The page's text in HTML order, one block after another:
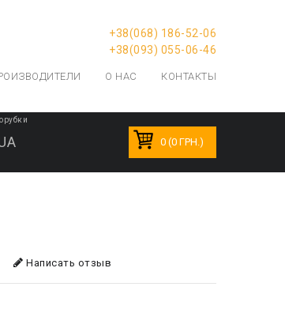
+38(068) 186-52-06
+38(093) 055-06-46
О НАС КОНТАКТЫ
0 (0 ГРН.)
Написать отзыв